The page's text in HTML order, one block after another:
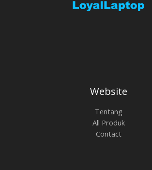
Website
Tentang
All Produk
Contact